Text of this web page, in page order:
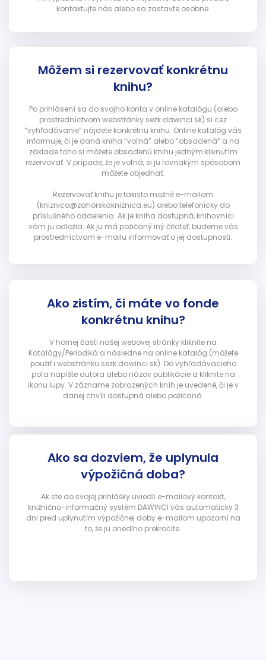
kontaktujte nás alebo sa zastavte osobne.
Môžem si rezervovať konkrétnu
knihu?
Po prihlásení sa do svojho konta v online katalógu (alebo
prostredníctvom webstránky sezk.dawinci.sk) si cez
“vyhľadávanie” nájdete konkrétnu knihu. Online katalóg vás
informuje, či je daná kniha “voľná” alebo “obsadená” a na
základe toho si môžete obsadenú knihu jedným kliknutím
rezervovať. V prípade, že je voľná, si ju rovnakým spôsobom
môžete objednať.
Rezervovať knihu je takisto možné e-mailom
(kniznica@zahorskakniznica.eu) alebo telefonicky do
príslušného oddelenia. Ak je kniha dostupná, knihovníci
vám ju odložia. Ak ju má požičaný iný čitateľ, budeme vás
prostredníctvom e-mailu informovať o jej dostupnosti.
Ako zistím, či máte vo fonde
konkrétnu knihu?
V hornej časti našej webovej stránky kliknite na
Katalógy/Periodiká a následne na online katalóg (môžete
použiť i webstránku sezk.dawinci.sk). Do vyhľadávacieho
poľa napíšte autora alebo názov publikácie a kliknite na
ikonu lupy. V zázname zobrazených kníh je uvedené, či je v
danej chvíli dostupná alebo požičaná.
Ako sa dozviem, že uplynula
výpožičná doba?
Ak ste do svojej prihlášky uviedli e-mailový kontakt,
knižnično-informačný systém DAWINCI vás automaticky 3
dni pred uplynutím výpožičnej doby e-mailom upozorní na
to, že ju onedlho prekročíte.